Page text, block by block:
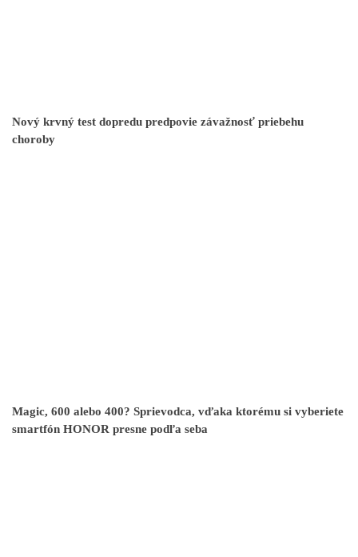
Nový krvný test dopredu predpovie závažnosť priebehu
choroby
Magic, 600 alebo 400? Sprievodca, vďaka ktorému si vyberiete
smartfón HONOR presne podľa seba